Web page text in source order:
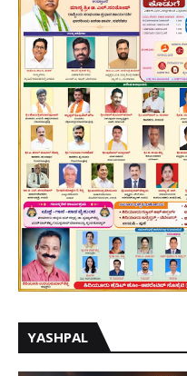
YASHPAL